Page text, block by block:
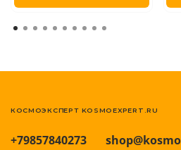
+79857840273
КОСМОЭКСПЕРТ KOSMOEXPERT.RU